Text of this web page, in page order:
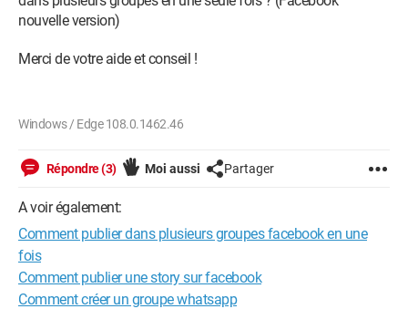
nouvelle version)
Merci de votre aide et conseil !
Windows / Edge 108.0.1462.46
Répondre (3) Moi aussi Partager
A voir également:
Comment publier dans plusieurs groupes facebook en une
fois
Comment publier une story sur facebook
Comment créer un groupe whatsapp